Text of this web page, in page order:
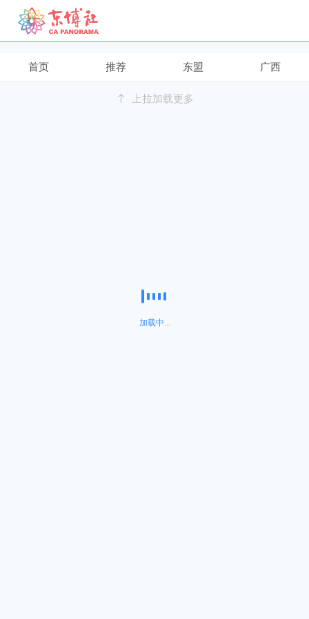
首页 推荐 东盟 广西
继续下拉刷新
加载中...
上拉加载更多